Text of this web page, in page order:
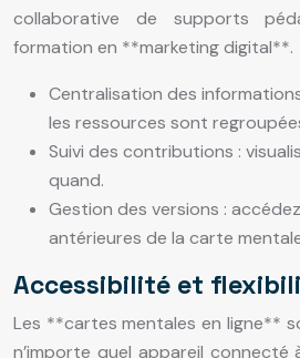
collaborative de supports
formation en **marketing digital**.
Centralisation des
les ressources sont
Suivi des contributions :
quand.
Gestion des versions :
antérieures de la carte
Accessibilité et
Les **cartes mentales en ligne**
n’importe quel appareil